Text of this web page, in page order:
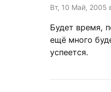
Вт, 10 Май, 2005
Будет время,
ещё много
успеется.